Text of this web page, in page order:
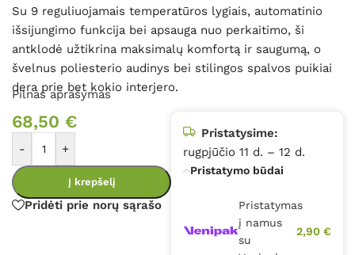
Su 9 reguliuojamais temperatūros lygiais, automatinio
išsijungimo funkcija bei apsauga nuo perkaitimo, ši
antklodė užtikrina maksimalų komfortą ir saugumą, o
švelnus poliesterio audinys bei stilingos spalvos puikiai
dera prie bet kokio interjero.
Pilnas aprašymas
68,50 €
- +
Į krepšelį
Pridėti prie norų sąrašo
Pristatysime:
rugpjūčio 11 d. – 12 d.
Pristatymo būdai
Pristatymas
į namus
su
2,90 €